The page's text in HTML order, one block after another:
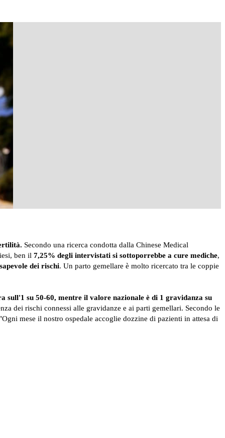
Secondo una ricerca condotta dalla Chinese Medical
ben il 7,25% degli intervistati si sottoporrebbe a cure mediche,
dei rischi. Un parto gemellare è molto ricercato tra le coppie
sull'1 su 50-60, mentre il valore nazionale è di 1 gravidanza su
dei rischi connessi alle gravidanze e ai parti gemellari. Secondo le
mese il nostro ospedale accoglie dozzine di pazienti in attesa di